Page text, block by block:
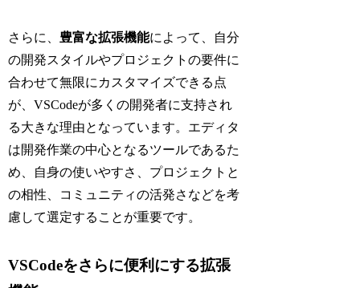
さらに、 豊富な拡張機能によって、自分
の開発スタイルやプロジェクトの要件に
合わせて無限にカスタマイズできる点
が、VSCodeが多くの開発者に支持され
る大きな理由となっています。エディタ
は開発作業の中心となるツールであるた
め、自身の使いやすさ、プロジェクトと
の相性、コミュニティの活発さなどを考
慮して選定することが重要です。
VSCodeをさらに便利にする拡張